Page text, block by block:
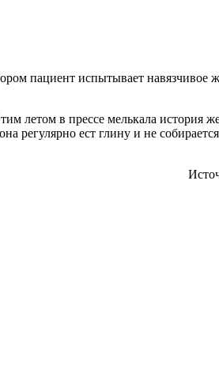
пациент испытывает навязчивое
летом в прессе мелькала история
регулярно ест глину и не собирается